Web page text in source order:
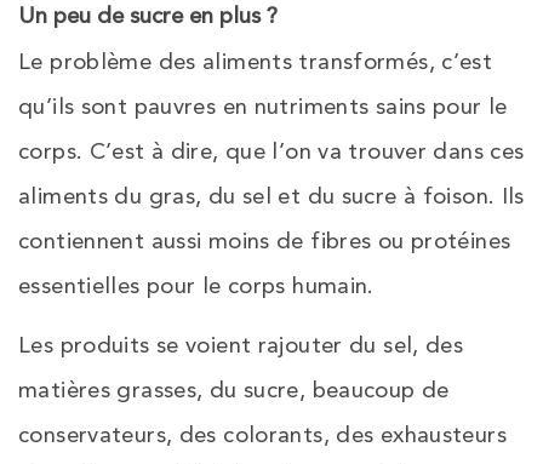
Un peu de sucre en plus ?
Le problème des aliments transformés, c’est
qu’ils sont pauvres en nutriments sains pour le
corps. C’est à dire, que l’on va trouver dans ces
aliments du gras, du sel et du sucre à foison. Ils
contiennent aussi moins de fibres ou protéines
essentielles pour le corps humain.
Les produits se voient rajouter du sel, des
matières grasses, du sucre, beaucoup de
conservateurs, des colorants, des exhausteurs